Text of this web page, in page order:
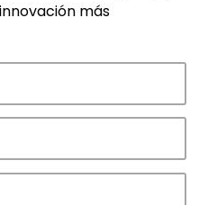
más